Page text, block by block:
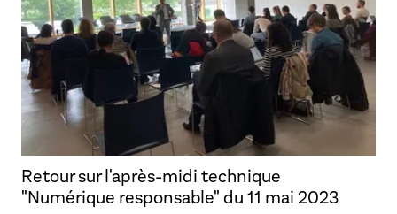
Retour sur l'après-midi technique
"Numérique responsable" du 11 mai 2023